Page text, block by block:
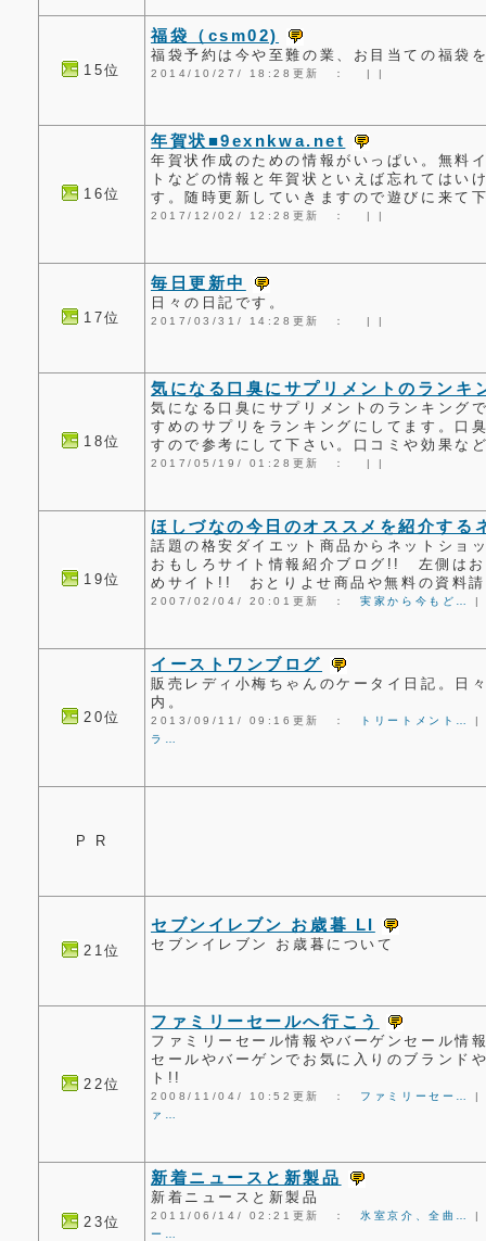
15位
福袋（csm02)
福袋予約は今や至難の業、お目当ての福袋
2014/10/27/ 18:28更新 ： | |
16位
年賀状■9exnkwa.net
年賀状作成のための情報がいっぱい。無料
トなどの情報と年賀状といえば忘れてはい
す。随時更新していきますので遊びに来て
2017/12/02/ 12:28更新 ： | |
17位
毎日更新中
日々の日記です。
2017/03/31/ 14:28更新 ： | |
18位
気になる口臭にサプリメントのランキ
気になる口臭にサプリメントのランキング
すめのサプリをランキングにしてます。口
すので参考にして下さい。口コミや効果な
2017/05/19/ 01:28更新 ： | |
19位
ほしづなの今日のオススメを紹介する
話題の格安ダイエット商品からネットショ
おもしろサイト情報紹介ブログ!! 左側は
めサイト!! おとりよせ商品や無料の資料
2007/02/04/ 20:01更新 ：実家から今もど…
20位
イーストワンブログ
販売レディ小梅ちゃんのケータイ日記。日
内。
2013/09/11/ 09:16更新 ： トリートメント…
ラ…
P R
21位
セブンイレブン お歳暮 LI
セブンイレブン お歳暮について
22位
ファミリーセールへ行こう
ファミリーセール情報やバーゲンセール情
セールやバーゲンでお気に入りのブランド
ト!!
2008/11/04/ 10:52更新 ： ファミリーセー…
ァ…
23位
新着ニュースと新製品
新着ニュースと新製品
2011/06/14/ 02:21更新 ： 氷室京介、全曲…
ー…